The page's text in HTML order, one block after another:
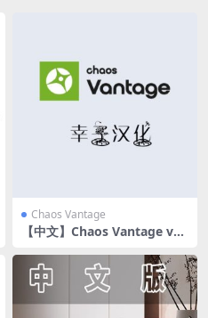
Chaos Vantage
【中文】Chaos Vantage v2.